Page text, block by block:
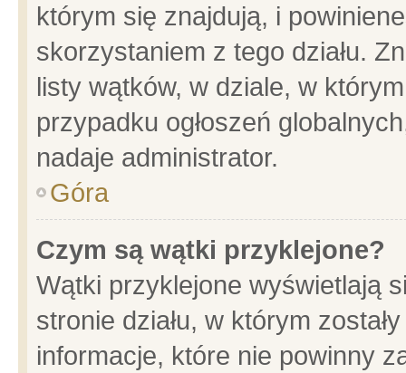
którym się znajdują, i
skorzystaniem z tego działu.
listy wątków, w dziale, w
przypadku ogłoszeń
nadaje administrator.
Góra
Czym są wątki przyklejone?
Wątki przyklejone wyświetlają
stronie działu, w którym
informacje, które nie powinny